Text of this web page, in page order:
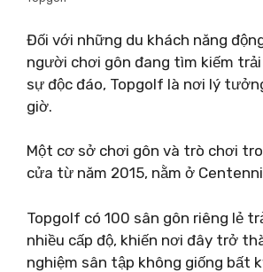
Đối với những du khách năng
người chơi gôn đang tìm kiếm
sự độc đáo, Topgolf là nơi lý
giờ.
Một cơ sở chơi gôn và trò chơi
cửa từ năm 2015, nằm ở
Topgolf có 100 sân gôn riêng lẻ
nhiều cấp độ, khiến nơi đây trở
nghiệm sân tập không giống bất